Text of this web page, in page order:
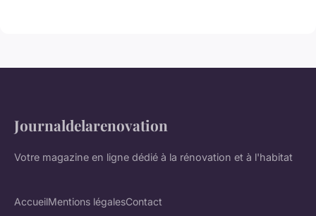
Journaldelarenovation
Votre magazine en ligne dédié à la rénovation et à l'habitat
AccueilMentions légalesContact